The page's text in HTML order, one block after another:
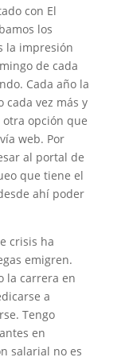
con El
los
la impresión
de cada
Cada año la
vez más y
opción que
web. Por
al portal de
que tiene el
ahí poder
crisis ha
emigren.
la carrera en
a
Tengo
en
salarial no es